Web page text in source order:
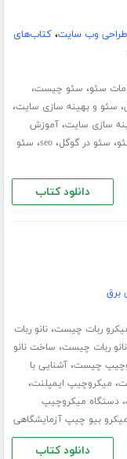
وب سایت،کتاب‌های
سئو، سئو چیست،
، سئو و بهینه سازی سایت،
سازی سایت،آموزش
، سئو در گوگل،seo، سئو
دانلود کتاب
برق
ربات چیست،نانو ربات
نانو ربات چیست، ساخت نانو
چیست،آشنایی با
، میکروچیپ ایمپلنت،
،دستگاه میکروچیپ
میکرو بیو چیپ آزمایشگاهی
دانلود کتاب